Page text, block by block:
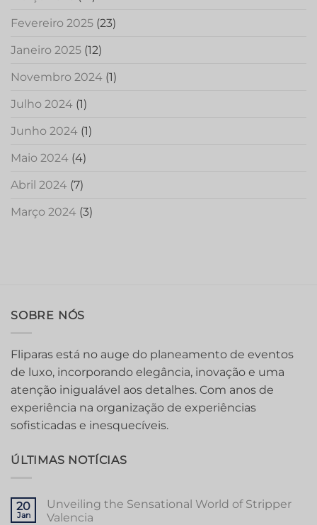
Fevereiro 2025 (23)
Janeiro 2025 (12)
Novembro 2024 (1)
Julho 2024 (1)
Junho 2024 (1)
Maio 2024 (4)
Abril 2024 (7)
Março 2024 (3)
SOBRE NÓS
Fliparas está no auge do planeamento de eventos
de luxo, incorporando elegância, inovação e uma
atenção inigualável aos detalhes. Com anos de
experiência na organização de experiências
sofisticadas e inesquecíveis.
ÚLTIMAS NOTÍCIAS
20
Jan
Unveiling the Sensational World of Stripper
Valencia